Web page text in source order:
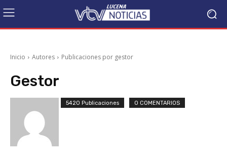
Inicio Autores Publicaciones por gestor
Gestor
5420 Publicaciones 0 COMENTARIOS